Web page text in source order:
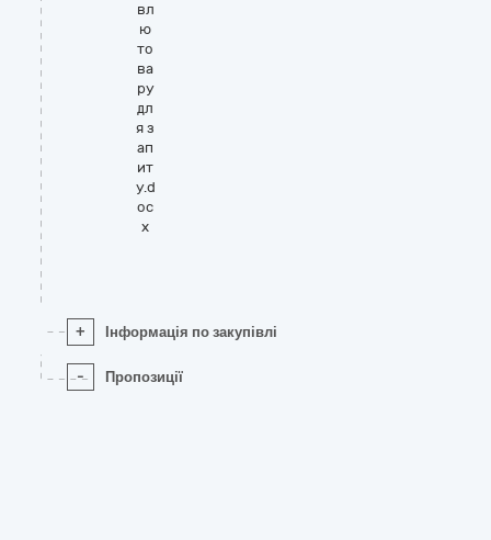
вл
ю
то
ва
ру
дл
я з
ап
ит
у.d
oc
x
+ Інформація по закупівлі
- Пропозиції